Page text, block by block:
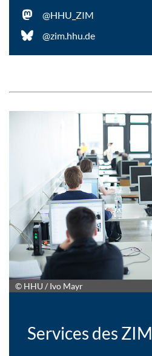
@HHU_ZIM
@zim.hhu.de
© HHU / Ivo Mayr
Services des ZIM